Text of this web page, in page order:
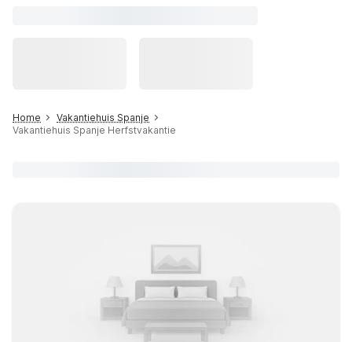
Home
Vakantiehuis Spanje
Vakantiehuis Spanje Herfstvakantie